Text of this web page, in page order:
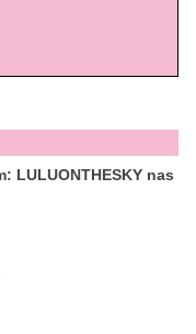
LULUONTHESKY nas